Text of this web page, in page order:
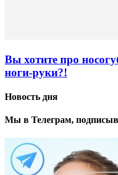
Вы хотите про
ноги-руки?!
Новость дня
Мы в Телеграм,